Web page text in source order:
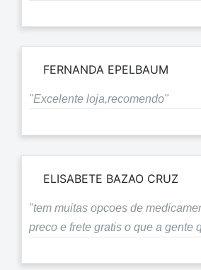
FERNANDA EPELBAUM
"Excelente loja,recomendo"
ELISABETE BAZAO CRUZ
"tem muitas opcoes de
preco e frete gratis o que a gente